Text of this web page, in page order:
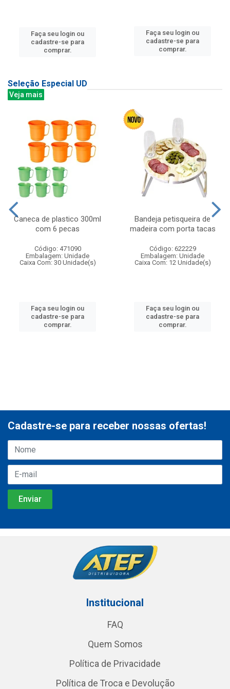
Faça seu login ou
cadastre-se para
comprar.
Faça seu login ou
cadastre-se para
comprar.
Seleção Especial UD
Veja mais
Caneca de plastico 300ml
com 6 pecas
Código: 471090
Embalagem: Unidade
Caixa Com: 30 Unidade(s)
Faça seu login ou
cadastre-se para
comprar.
Bandeja petisqueira de
madeira com porta tacas
Código: 622229
Embalagem: Unidade
Caixa Com: 12 Unidade(s)
Faça seu login ou
cadastre-se para
comprar.
Cadastre-se para receber nossas ofertas!
Institucional
FAQ
Quem Somos
Política de Privacidade
Política de Troca e Devolução